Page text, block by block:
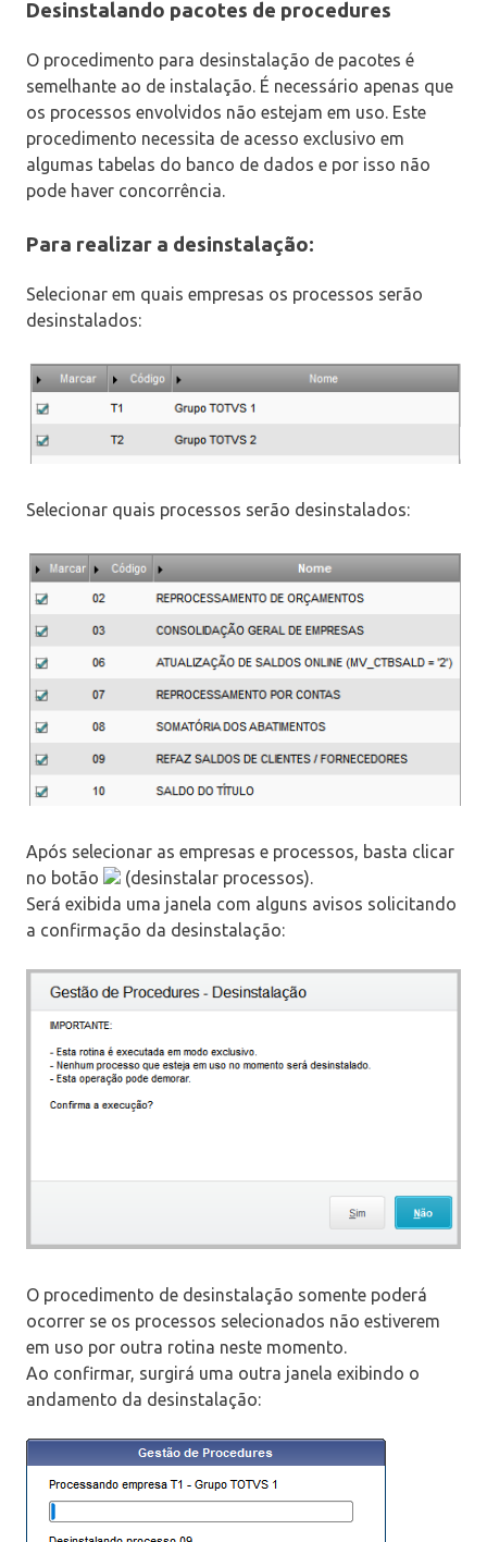
Desinstalando pacotes de procedures
O procedimento para desinstalação de pacotes é
semelhante ao de instalação. É necessário apenas que
os processos envolvidos não estejam em uso. Este
procedimento necessita de acesso exclusivo em
algumas tabelas do banco de dados e por isso não
pode haver concorrência.
Para realizar a desinstalação:
Selecionar em quais empresas os processos serão
desinstalados:
Selecionar quais processos serão desinstalados:
Após selecionar as empresas e processos, basta clicar
no botão
(desinstalar processos).
Será exibida uma janela com alguns avisos solicitando
a confirmação da desinstalação:
O procedimento de desinstalação somente poderá
ocorrer se os processos selecionados não estiverem
em uso por outra rotina neste momento.
Ao confirmar, surgirá uma outra janela exibindo o
andamento da desinstalação: